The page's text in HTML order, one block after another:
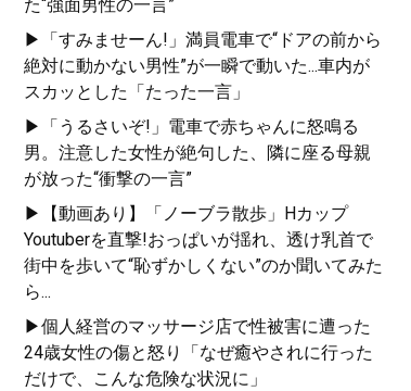
た“強面男性の一言”
▶「すみませーん!」満員電車で“ドアの前から
絶対に動かない男性”が一瞬で動いた...車内が
スカッとした「たった一言」
▶「うるさいぞ!」電車で赤ちゃんに怒鳴る
男。注意した女性が絶句した、隣に座る母親
が放った“衝撃の一言”
▶【動画あり】「ノーブラ散歩」Hカップ
Youtuberを直撃!おっぱいが揺れ、透け乳首で
街中を歩いて“恥ずかしくない”のか聞いてみた
ら...
▶個人経営のマッサージ店で性被害に遭った
24歳女性の傷と怒り「なぜ癒やされに行った
だけで、こんな危険な状況に」